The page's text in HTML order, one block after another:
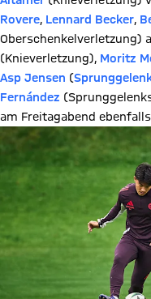
Rovere, Lennard Becker,
Oberschenkelverletzung)
(Knieverletzung), Moritz
Asp Jensen (
Fernández
am Freitagabend